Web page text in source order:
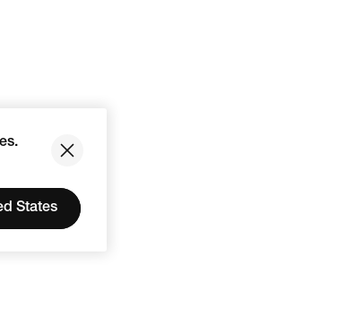
States